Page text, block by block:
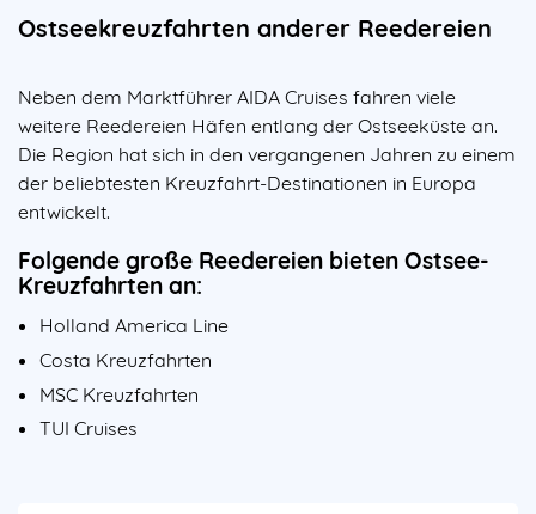
Ostseekreuzfahrten anderer Reedereien
Neben dem Marktführer AIDA Cruises fahren viele
weitere Reedereien Häfen entlang der Ostseeküste an.
Die Region hat sich in den vergangenen Jahren zu einem
der beliebtesten Kreuzfahrt-Destinationen in Europa
entwickelt.
Folgende große Reedereien bieten Ostsee-
Kreuzfahrten an:
Holland America Line
Costa Kreuzfahrten
MSC Kreuzfahrten
TUI Cruises